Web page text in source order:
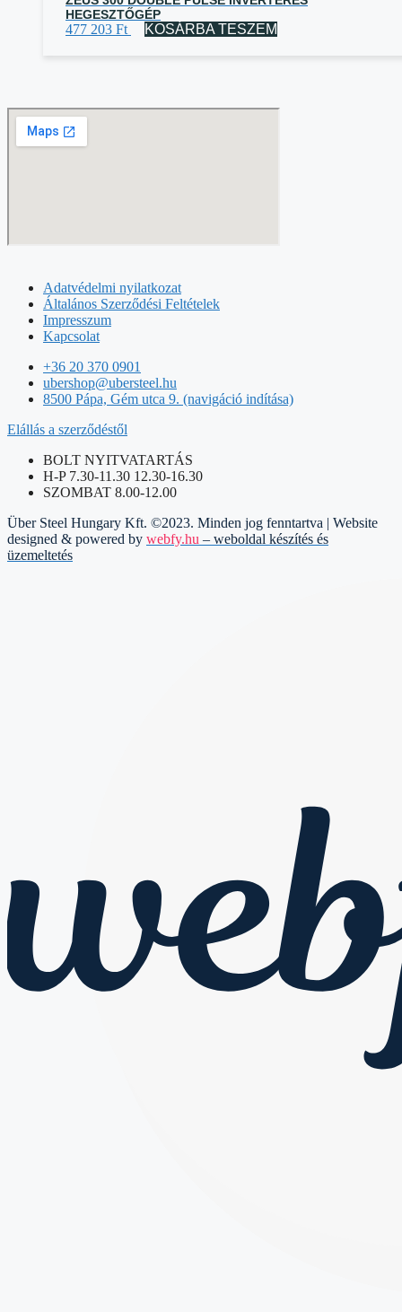
HEGESZTŐGÉP
477 203 Ft KOSÁRBA TESZEM
Adatvédelmi nyilatkozat
Általános Szerződési Feltételek
Impresszum
Kapcsolat
+36 20 370 0901
ubershop@ubersteel.hu
8500 Pápa, Gém utca 9. (navigáció indítása)
Elállás a szerződéstől
BOLT NYITVATARTÁS
H-P 7.30-11.30 12.30-16.30
SZOMBAT 8.00-12.00
Über Steel Hungary Kft. ©2023. Minden jog fenntartva | Website
designed & powered by webfy.hu – weboldal készítés és
üzemeltetés